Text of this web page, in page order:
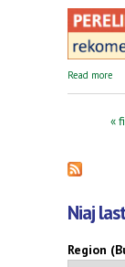
Read more
Pages
«
Niaj
Region